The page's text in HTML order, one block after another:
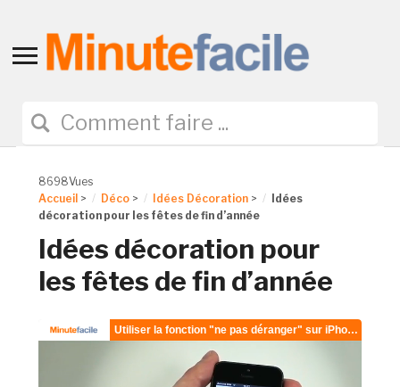
Toggle
navigation
8698Vues
Accueil > Déco > Idées Décoration >
Idées
décoration pour les fêtes de fin d’année
Idées décoration pour
les fêtes de fin d’année